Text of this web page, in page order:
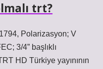
trt?
Polarizasyon; V
3/4” başlıklı
HD Türkiye yayınının